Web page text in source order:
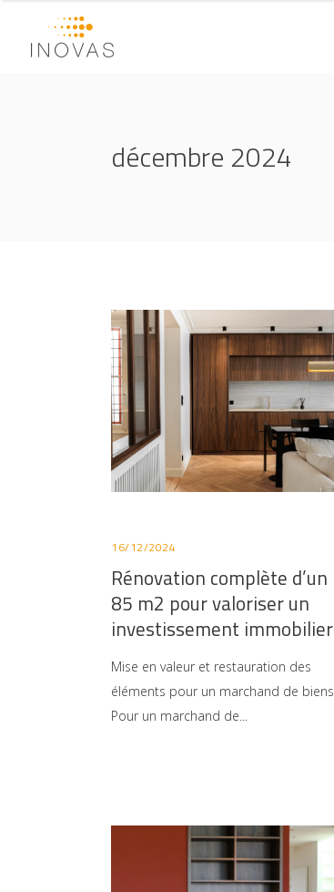
décembre 2024
16/12/2024
Rénovation complète d’un
85 m2 pour valoriser un
investissement immobilier
Mise en valeur et restauration des
éléments pour un marchand de biens
Pour un marchand de